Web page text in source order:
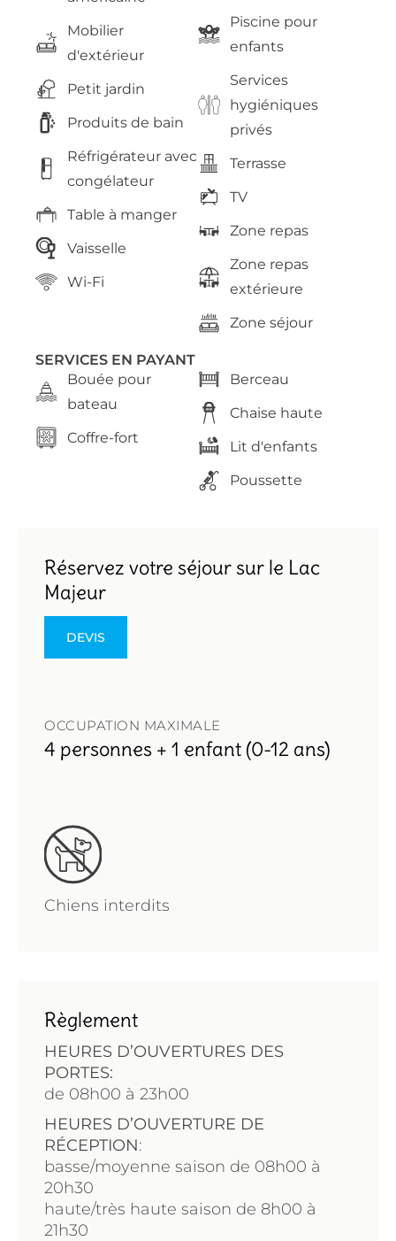
Mobilier
d'extérieur
Petit jardin
Produits de bain
Réfrigérateur avec
congélateur
Table à manger
Vaisselle
Wi-Fi
Piscine pour
enfants
Services
hygiéniques
privés
Terrasse
TV
Zone repas
Zone repas
extérieure
Zone séjour
SERVICES EN PAYANT
Bouée pour
bateau
Coffre-fort
Berceau
Chaise haute
Lit d'enfants
Poussette
Réservez votre séjour sur le Lac
Majeur
DEVIS
OCCUPATION MAXIMALE
4 personnes + 1 enfant (0-12 ans)
Chiens interdits
Règlement
HEURES D’OUVERTURES DES
PORTES:
de 08h00 à 23h00
HEURES D’OUVERTURE DE
RÉCEPTION:
basse/moyenne saison de 08h00 à
20h30
haute/très haute saison de 8h00 à
21h30